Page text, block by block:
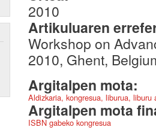
2010
Artikuluaren
Workshop on
2010, Ghent,
Argitalpen mota:
Aldizkaria, kongresua, liburua,
Argitalpen mota
ISBN gabeko kongresua